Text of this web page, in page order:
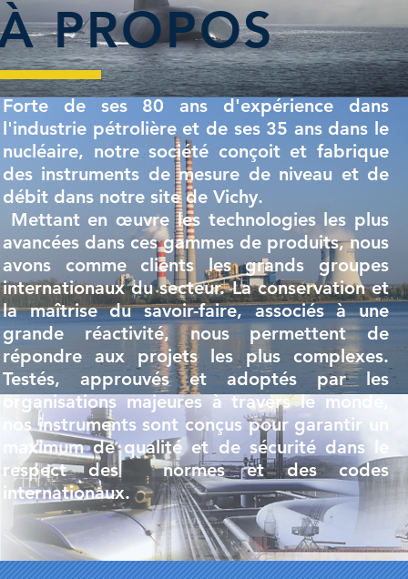
PROPOS
Forte de ses 80 ans d'expérience dans
l'industrie pétrolière et de ses 35 ans dans le
nucléaire, notre société conçoit et fabrique
des instruments de mesure de niveau et de
débit dans notre site de Vichy.
Mettant en œuvre les technologies les plus
avancées dans ces gammes de produits, nous
avons comme clients les grands groupes
internationaux du secteur. La conservation et
la maîtrise du savoir-faire, associés à une
grande réactivité, nous permettent de
répondre aux projets les plus complexes.
Testés, approuvés et adoptés par les
organisations majeures à travers le monde,
nos instruments sont conçus pour garantir un
maximum de qualité et de sécurité dans le
respect des normes et des codes
internationaux.